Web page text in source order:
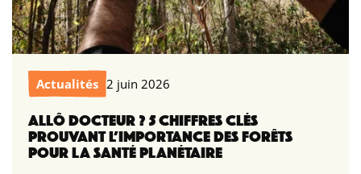
Actualités 2 juin 2026
ALLÔ DOCTEUR ? 5 CHIFFRES CLÉS
PROUVANT L’IMPORTANCE DES FORÊTS
POUR LA SANTÉ PLANÉTAIRE